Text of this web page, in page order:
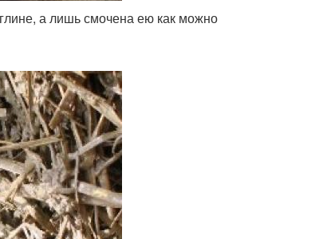
а лишь смочена ею как можно